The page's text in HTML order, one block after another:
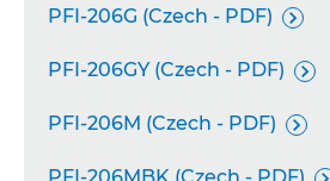
PFI-206G (Czech - PDF) 
PFI-206GY (Czech - PDF) 
PFI-206M (Czech - PDF) 
